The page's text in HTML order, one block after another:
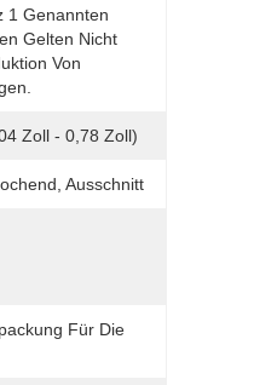
1 Genannten
Gelten Nicht
Von
Zoll - 0,78 Zoll)
Ausschnitt
Für Die